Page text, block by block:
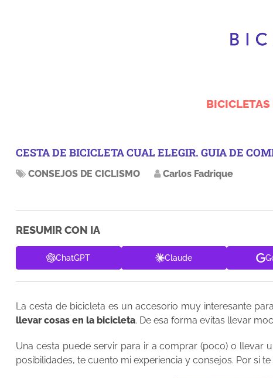
CESTA DE BICICLETA CUAL ELEGIR. GUIA DE
CONSEJOS DE CICLISMO Carlos Fadrique
RESUMIR CON IA
ChatGPT Claude
La cesta de bicicleta es un accesorio muy interesante
llevar cosas en la bicicleta. De esa forma evitas llevar
Una cesta puede servir para ir a comprar (poco) o llevar
posibilidades, te cuento mi experiencia y consejos. Por si te